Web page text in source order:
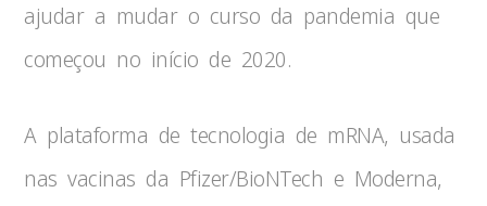
ajudar a mudar o curso da pandemia que
começou no início de 2020.
A plataforma de tecnologia de mRNA, usada
nas vacinas da Pfizer/BioNTech e Moderna,